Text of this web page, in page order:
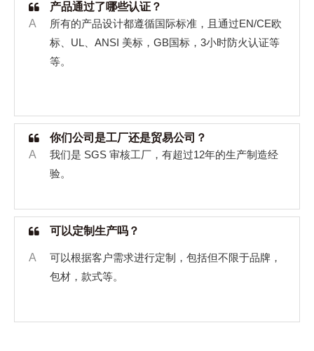
产品通过了哪些认证？
A
所有的产品设计都遵循国际标准，且通过EN/CE欧
标、 UL ANSI 美标， GB国标， 3小时防火认证等
等。
你们公司是工厂还是贸易公司？
A
我们是 SGS 审核工厂，有超过12年的生产制造经
验。
可以定制生产吗？
A
可以根据客户需求进行定制，包括但不限于品牌，
包材，款式等。